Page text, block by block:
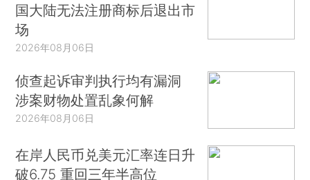
国大陆无法注册商标后退出市
场
2026年08月06日
侦查起诉审判执行均有漏洞
涉案财物处置乱象何解
2026年08月06日
在岸人民币兑美元汇率连日升
破6.75 重回三年半高位